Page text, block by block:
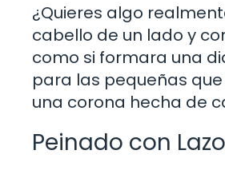
¿Quieres algo
cabello de un lado y
como si formara una
para las pequeñas
una corona hecha de
Peinado con